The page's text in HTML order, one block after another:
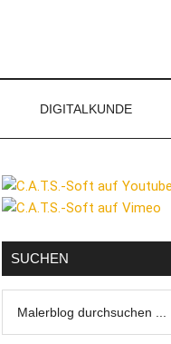
DIGITALKUNDE
Seitenspalte
SUCHEN
durchsuchen